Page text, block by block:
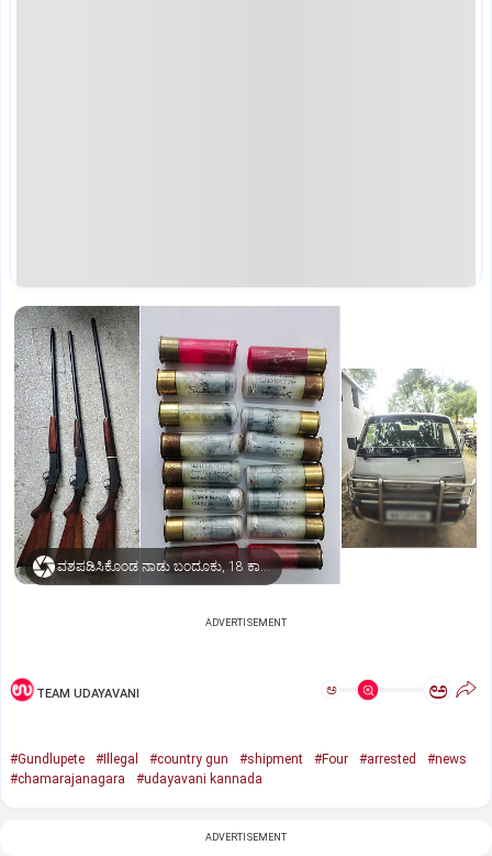
ವಶಪಡಿಸಿಕೊಂಡ ನಾಡು ಬಂದೂಕು, 18 ಕಾರ್ಟ್ರಿಜ್‌ ಗುಂಡುಗಳು, ಓಮ್ನಿ
ADVERTISEMENT
TEAM UDAYAVANI ಅ ಅ
#Gundlupete #Illegal #country gun #shipment #Four #arrested
#news
#chamarajanagara
#udayavani kannada
ADVERTISEMENT